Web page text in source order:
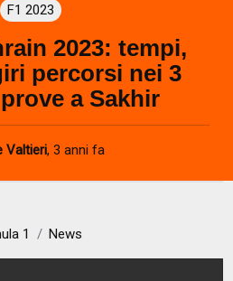
F1 2023
2023: tempi,
percorsi nei 3
a Sakhir
Valtieri, 3 anni fa
1 News